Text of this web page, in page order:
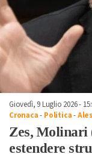
Giovedì, 9 Luglio 2026 -
Cronaca- Politica-
Zes, Molinari
estendere